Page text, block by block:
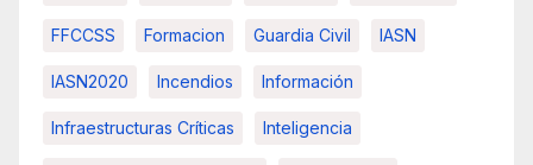
FFCCSS Formacion Guardia Civil IASN
IASN2020 Incendios Información
Infraestructuras Críticas Inteligencia